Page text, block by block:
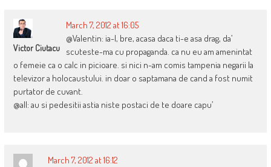
Victor Ciutacu
March 7, 2012 at 16:05
@Valentin: ia-l, bre, acasa daca ti-e asa drag, da’
scuteste-ma cu propaganda. ca nu eu am amenintat
o femeie ca o calc in picioare. si nici n-am comis tampenia negarii la
televizor a holocaustului. in doar o saptamana de cand a fost numit
purtator de cuvant.
@all: au si pedesitii astia niste postaci de te doare capu’
March 7, 2012 at 16:12